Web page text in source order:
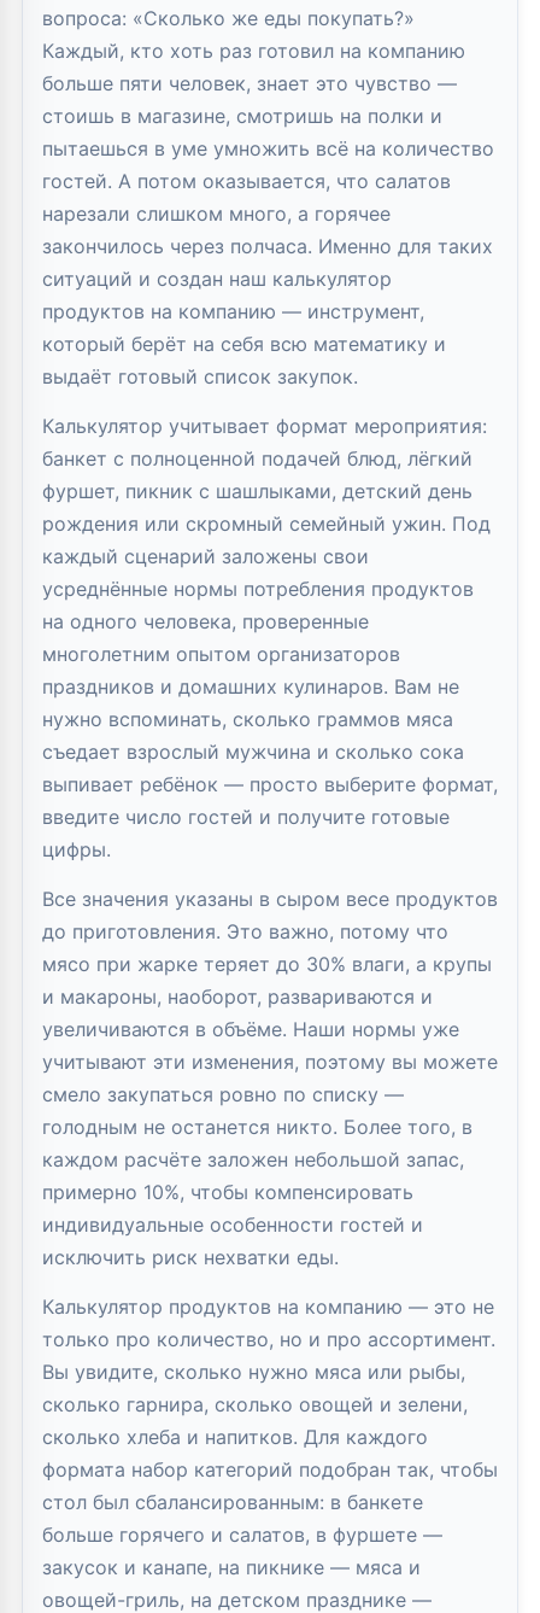
вопроса: «Сколько же еды покупать?»
Каждый, кто хоть раз готовил на компанию
больше пяти человек, знает это чувство —
стоишь в магазине, смотришь на полки и
пытаешься в уме умножить всё на количество
гостей. А потом оказывается, что салатов
нарезали слишком много, а горячее
закончилось через полчаса. Именно для таких
ситуаций и создан наш калькулятор
продуктов на компанию — инструмент,
который берёт на себя всю математику и
выдаёт готовый список закупок.
Калькулятор учитывает формат мероприятия:
банкет с полноценной подачей блюд, лёгкий
фуршет, пикник с шашлыками, детский день
рождения или скромный семейный ужин. Под
каждый сценарий заложены свои
усреднённые нормы потребления продуктов
на одного человека, проверенные
многолетним опытом организаторов
праздников и домашних кулинаров. Вам не
нужно вспоминать, сколько граммов мяса
съедает взрослый мужчина и сколько сока
выпивает ребёнок — просто выберите формат,
введите число гостей и получите готовые
цифры.
Все значения указаны в сыром весе продуктов
до приготовления. Это важно, потому что
мясо при жарке теряет до 30% влаги, а крупы
и макароны, наоборот, развариваются и
увеличиваются в объёме. Наши нормы уже
учитывают эти изменения, поэтому вы можете
смело закупаться ровно по списку —
голодным не останется никто. Более того, в
каждом расчёте заложен небольшой запас,
примерно 10%, чтобы компенсировать
индивидуальные особенности гостей и
исключить риск нехватки еды.
Калькулятор продуктов на компанию — это не
только про количество, но и про ассортимент.
Вы увидите, сколько нужно мяса или рыбы,
сколько гарнира, сколько овощей и зелени,
сколько хлеба и напитков. Для каждого
формата набор категорий подобран так, чтобы
стол был сбалансированным: в банкете
больше горячего и салатов, в фуршете —
закусок и канапе, на пикнике — мяса и
овощей-гриль, на детском празднике —